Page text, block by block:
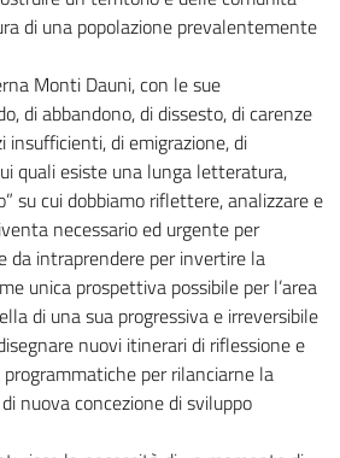
di una popolazione prevalentemente
Monti Dauni, con le sue
di abbandono, di dissesto, di carenze
di emigrazione, di
quali esiste una lunga letteratura,
su cui dobbiamo riflettere, analizzare e
necessario ed urgente per
da intraprendere per invertire la
unica prospettiva possibile per l’area
di una sua progressiva e irreversibile
nuovi itinerari di riflessione e
per rilanciarne la
nuova concezione di sviluppo